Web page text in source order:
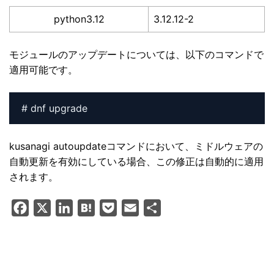
python3.12 3.12.12-2
モジュールのアップデートについては、以下のコマンドで
適用可能です。
# dnf upgrade
kusanagi autoupdateコマンドにおいて、ミドルウェアの
自動更新を有効にしている場合、この修正は自動的に適用
されます。